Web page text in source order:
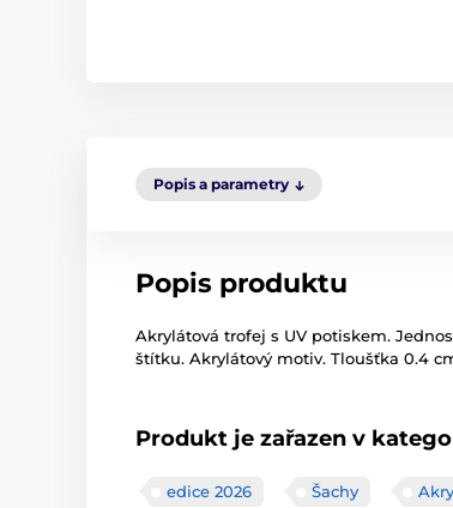
Popis a parametry
Popis produktu
Akrylátová trofej s UV potiskem.
štítku. Akrylátový motiv. Tloušťka 0.4
Produkt je zařazen v
edice 2026 Šachy